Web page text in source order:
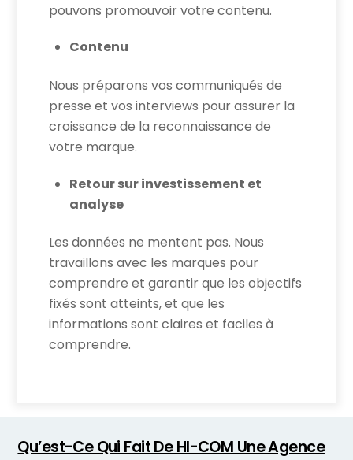
pouvons promouvoir votre contenu.
Contenu
Nous préparons vos communiqués de
presse et vos interviews pour assurer la
croissance de la reconnaissance de
votre marque.
Retour sur investissement et
analyse
Les données ne mentent pas. Nous
travaillons avec les marques pour
comprendre et garantir que les objectifs
fixés sont atteints, et que les
informations sont claires et faciles à
comprendre.
Qu’est-Ce Qui Fait De HI-COM Une Agence